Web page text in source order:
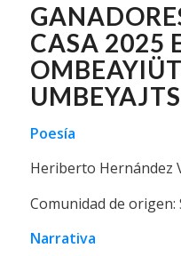
CASA 2025
Poesía
Heriberto Hernández
Comunidad de
Narrativa